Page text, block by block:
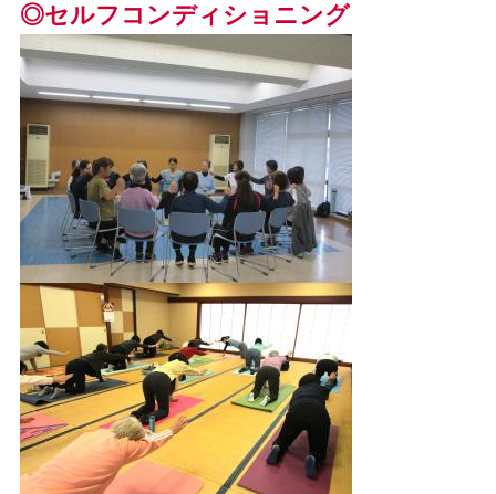
◎セルフコンディショニング